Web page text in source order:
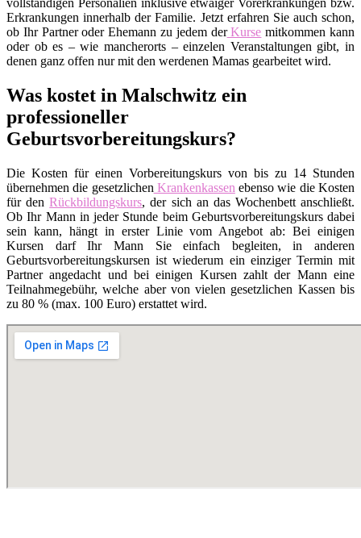
Erkrankungen innerhalb der Familie. Jetzt erfahren Sie auch schon,
ob Ihr Partner oder Ehemann zu jedem derKurse mitkommen kann
oder ob es – wie mancherorts – einzelen Veranstaltungen gibt, in
denen ganz offen nur mit den werdenen Mamas gearbeitet wird.
Was kostet in Malschwitz ein
professioneller
Geburtsvorbereitungskurs?
Die Kosten für einen Vorbereitungskurs von bis zu 14 Stunden
übernehmen die gesetzlichen Krankenkassen ebenso wie die Kosten
für denRückbildungskurs, der sich an das Wochenbett anschließt.
Ob Ihr Mann in jeder Stunde beim Geburtsvorbereitungskurs dabei
sein kann, hängt in erster Linie vom Angebot ab: Bei einigen
Kursen darf Ihr Mann Sie einfach begleiten, in anderen
Geburtsvorbereitungskursen ist wiederum ein einziger Termin mit
Partner angedacht und bei einigen Kursen zahlt der Mann eine
Teilnahmegebühr, welche aber von vielen gesetzlichen Kassen bis
zu 80 % (max. 100 Euro) erstattet wird.